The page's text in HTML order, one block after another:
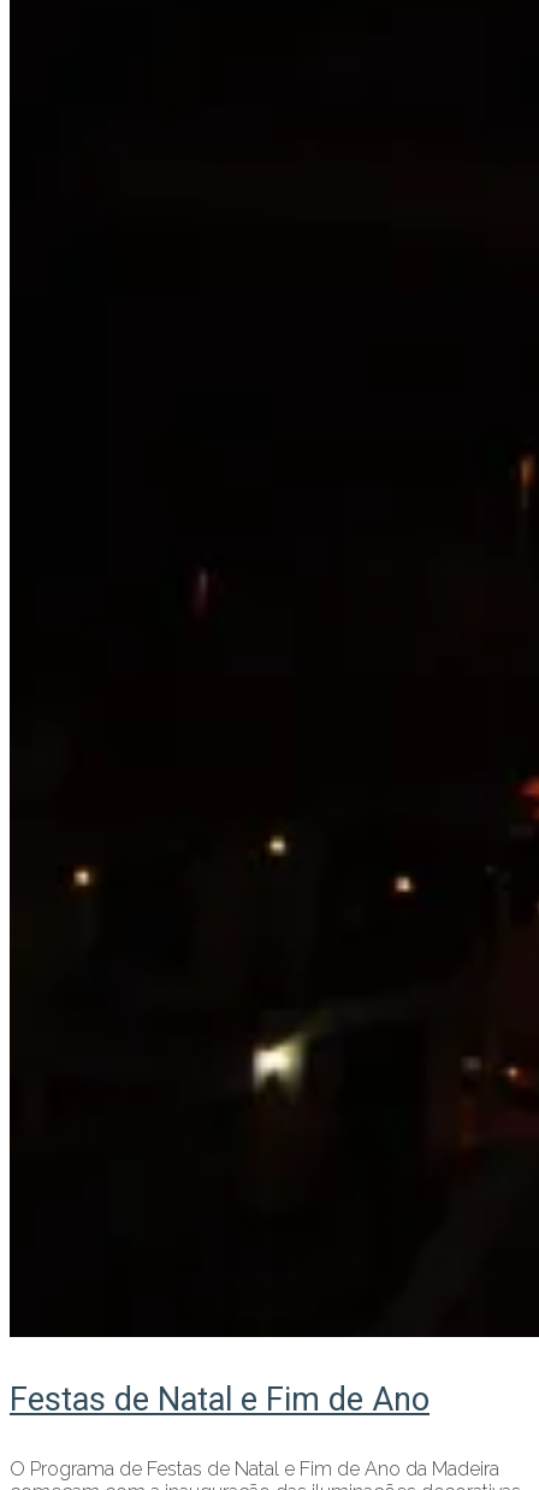
Festas de Natal e Fim de Ano
O Programa de Festas de Natal e Fim de Ano da Madeira